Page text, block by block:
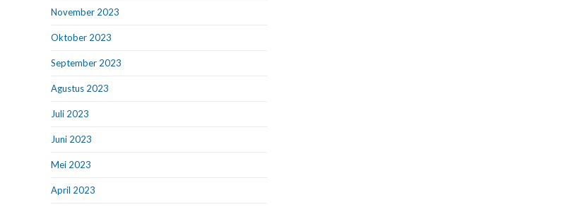
November 2023
Oktober 2023
September 2023
Agustus 2023
Juli 2023
Juni 2023
Mei 2023
April 2023